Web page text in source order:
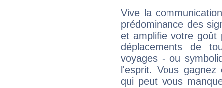
Vive la
prédominance des
et amplifie votre goût
déplacements de
voyages - ou
l'esprit. Vous
qui peut vous